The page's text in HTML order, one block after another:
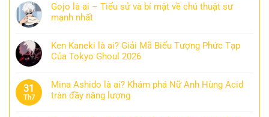
Gojo là ai – Tiểu sử và bí mật về chú thuật sư
mạnh nhất
Ken Kaneki là ai? Giải Mã Biểu Tượng Phức Tạp
Của Tokyo Ghoul 2026
31
Th7
Mina Ashido là ai? Khám phá Nữ Anh Hùng Acid
tràn đầy năng lượng